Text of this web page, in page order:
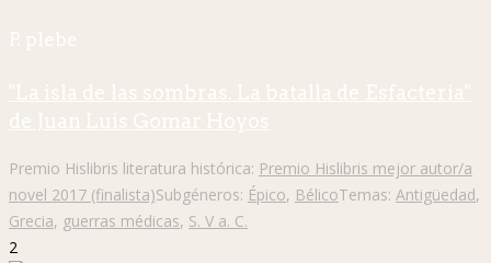
P. plebe
"La isla de las sombras. La batalla de Esfacteria"
de Juan Luis Gomar Hoyos
Premio Hislibris literatura histórica: Premio Hislibris mejor autor/a
novel 2017 (finalista)Subgéneros: Épico, BélicoTemas: Antigüedad,
Grecia, guerras médicas, S. V a. C.
2